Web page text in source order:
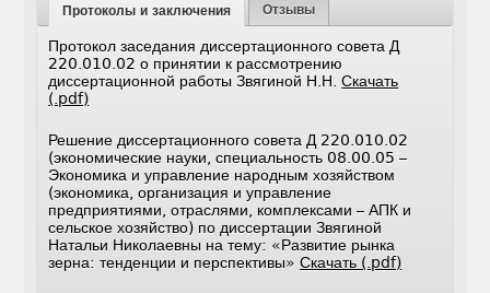
Протоколы и заключения Отзывы
Протокол заседания диссертационного совета Д
220.010.02 о принятии к рассмотрению
диссертационной работы Звягиной Н.Н.Скачать
(.pdf)
Решение диссертационного совета Д 220.010.02
(экономические науки, специальность 08.00.05 –
Экономика и управление народным хозяйством
(экономика, организация и управление
предприятиями, отраслями, комплексами – АПК и
сельское хозяйство) по диссертации Звягиной
Натальи Николаевны на тему: «Развитие рынка
зерна: тенденции и перспективы»Скачать (.pdf)